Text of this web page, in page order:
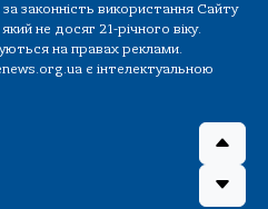
законність використання Сайту
не досяг 21-річного віку.
на правах реклами.
є інтелектуальною